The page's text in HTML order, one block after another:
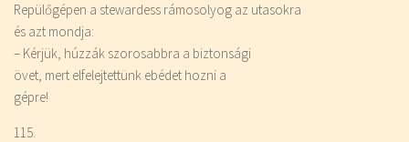
Repülőgépen a stewardess rámosolyog az utasokra
és azt mondja:
– Kérjük, húzzák szorosabbra a biztonsági
övet, mert elfelejtettünk ebédet hozni a
gépre!
115.